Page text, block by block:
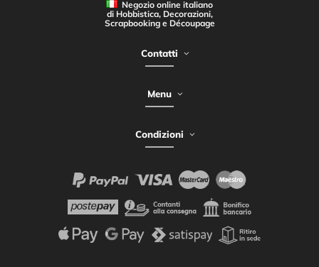
Negozio online italiano
di Hobbistica, Decorazioni,
Scrapbooking e Découpage
Contatti
Menu
Condizioni